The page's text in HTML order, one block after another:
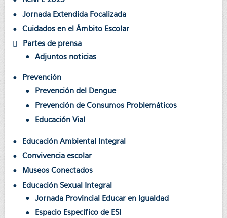
Jornada Extendida Focalizada
Cuidados en el Ámbito Escolar
Partes de prensa
Adjuntos noticias
Prevención
Prevención del Dengue
Prevención de Consumos Problemáticos
Educación Vial
Educación Ambiental Integral
Convivencia escolar
Museos Conectados
Educación Sexual Integral
Jornada Provincial Educar en Igualdad
Espacio Específico de ESI